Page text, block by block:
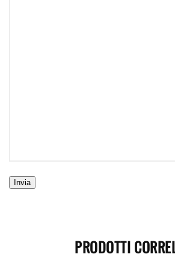
PRODOTTI